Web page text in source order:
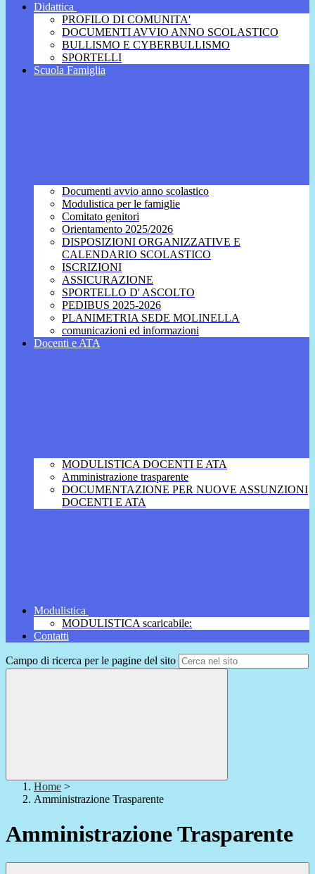
Didattica
PROFILO DI COMUNITA'
DOCUMENTI AVVIO ANNO SCOLASTICO
BULLISMO E CYBERBULLISMO
SPORTELLI
Scuola Famiglia
Documenti avvio anno scolastico
Modulistica per le famiglie
Comitato genitori
Orientamento 2025/2026
DISPOSIZIONI ORGANIZZATIVE E
CALENDARIO SCOLASTICO
ISCRIZIONI
ASSICURAZIONE
SPORTELLO D' ASCOLTO
PEDIBUS 2025-2026
PLANIMETRIA SEDE MOLINELLA
comunicazioni ed informazioni
Docenti e ATA
MODULISTICA DOCENTI E ATA
Amministrazione trasparente
DOCUMENTAZIONE PER NUOVE ASSUNZIONI
DOCENTI E ATA
Modulistica
MODULISTICA scaricabile:
Contatti
Campo di ricerca per le pagine del sito
Home >
Amministrazione Trasparente
Amministrazione Trasparente